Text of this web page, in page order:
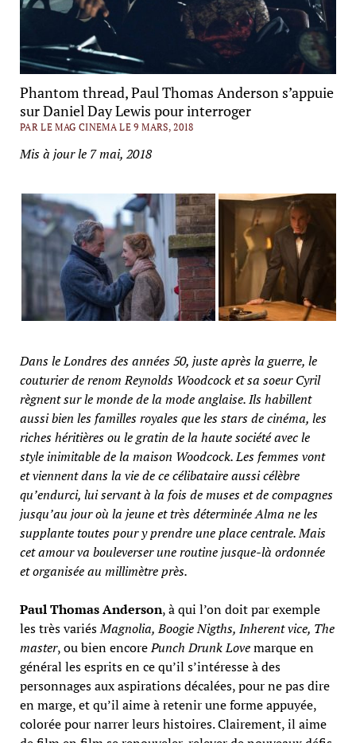
Phantom thread, Paul Thomas Anderson s’appuie
sur Daniel Day Lewis pour interroger
PAR LE MAG CINEMA LE 9 MARS, 2018
Mis à jour le 7 mai, 2018
Dans le Londres des années 50, juste après la guerre, le
couturier de renom Reynolds Woodcock et sa soeur Cyril
règnent sur le monde de la mode anglaise. Ils habillent
aussi bien les familles royales que les stars de cinéma, les
riches héritières ou le gratin de la haute société avec le
style inimitable de la maison Woodcock. Les femmes vont
et viennent dans la vie de ce célibataire aussi célèbre
qu’endurci, lui servant à la fois de muses et de compagnes
jusqu’au jour où la jeune et très déterminée Alma ne les
supplante toutes pour y prendre une place centrale. Mais
cet amour va bouleverser une routine jusque-là ordonnée
et organisée au millimètre près.
Paul Thomas Anderson, à qui l’on doit par exemple
les très variésMagnolia, Boogie Nigths, Inherent vice, The
master, ou bien encorePunch Drunk Lovemarque en
général les esprits en ce qu’il s’intéresse à des
personnages aux aspirations décalées, pour ne pas dire
en marge, et qu’il aime à retenir une forme appuyée,
colorée pour narrer leurs histoires. Clairement, il aime